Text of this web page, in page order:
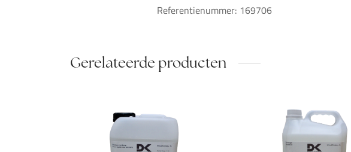
Referentienummer: 169706
Gerelateerde producten